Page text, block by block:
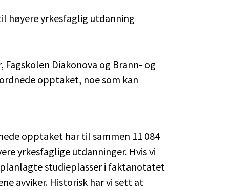
høyere yrkesfaglig utdanning
Diakonova og Brann- og
opptaket, noe som kan
opptaket har til sammen 11 084
yrkesfaglige utdanninger. Hvis vi
studieplasser i faktanotatet
avviker. Historisk har vi sett at